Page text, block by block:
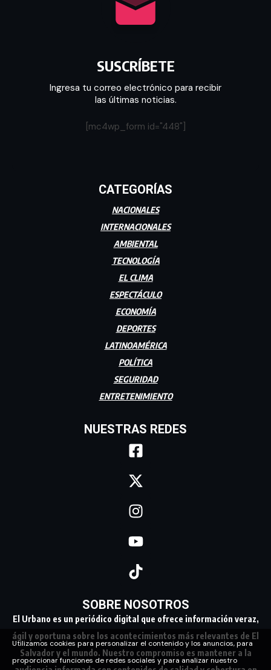
SUSCRÍBETE
Ingresa tu correo electrónico para recibir
las últimas noticias.
[mc4wp_form id="448"]
CATEGORÍAS
NACIONALES
INTERNACIONALES
AMBIENTAL
TECNOLOGÍA
EL CLIMA
ESPECTÁCULO
ECONOMÍA
DEPORTES
LATINOAMÉRICA
POLÍTICA
SEGURIDAD
ENTRETENIMIENTO
NUESTRAS REDES
SOBRE NOSOTROS
El Urbano es un periódico digital que ofrece información veraz,
ágil y oportuna sobre los acontecimientos más relevantes de El
Salvador y el mundo. Nuestro compromiso es mantener a la
Utilizamos cookies para personalizar el contenido y los anuncios, para
proporcionar funciones de redes sociales y para analizar nuestro